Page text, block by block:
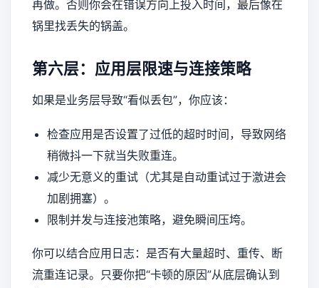
再做。否则你会在错误方向上投入时间，最后像在
锅里找丢失的锅盖。
第六层：应用层限速与连接策略
如果是业务层导致“看似丢包”，你应该：
检查应用是否设置了过低的超时时间，导致网络
稍微抖一下就当失败重连。
减少无意义的重试（尤其是自动重试过于激进会
加剧拥塞）。
限制并发与连接池策略，避免瞬间压垮。
你可以结合应用日志：是否有大量超时、重传、断
流重连记录。只要你把“卡顿的原因”从底层确认到